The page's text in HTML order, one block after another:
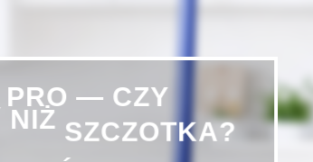
PRO — CZY
NIŻ SZCZOTKA?